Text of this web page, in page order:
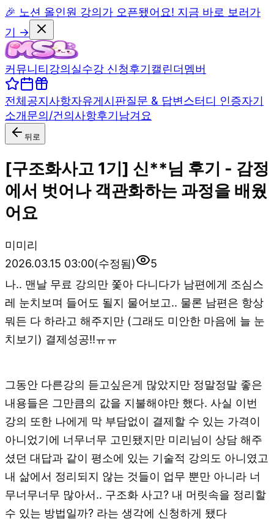
🎉 노션 올인원 강의가 오픈됐어요! 지금 바로 보러가
기 →
커뮤니티강의실수강 신청후기캘린더멤버
전체공지사항자유게시판질문 & 답변스터디 인증자기
소개문의/건의사항후기남겨요
뒤로
[구조화사고 1기] 신**님 후기 - 감정
에서 벗어나 객관화하는 과정을 배웠
어요
미미리
2026.03.15 03:00(수정됨)
5
나.. 맨날 무료 강의만 쫓아 다니다가 남편에게 조심스
레 눈치보며 들어도 될지 물어보고.. 물론 남편은 항상
뭐든 다 하라고 해주지만 (그래도 미안한 마음에 늘 눈
치보기) 결제성공!!ㅠㅠ
그동안 다른강의 듣고싶은게 많았지만 정말정말 좋은
내용들은 그만큼의 값을 지불해야만 했다. 사실 이번
강의 또한 나에게 막 부담없이 결제할 수 있는 가격이
아니었기에 너무너무 고민됐지만 미리님이 상담 해주
셨던 대답과 같이 평소에 있는 기술적 강의도 아니였고
내 삶에서 정리되지 않는 것들이 업무 뿐만 아니라 너
무너무너무 많아서.. 구조화 사고? 내 머릿속을 정리할
수 있는 방법일까? 라는 생각에 신청하게 됐다